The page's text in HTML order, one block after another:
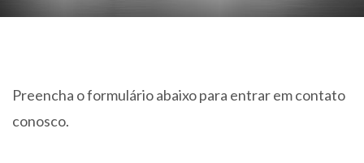
Preencha o formulário abaixo para entrar em contato
conosco.